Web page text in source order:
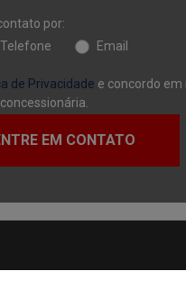
por:
Telefone Email
de Privacidade e concordo em
EM CONTATO